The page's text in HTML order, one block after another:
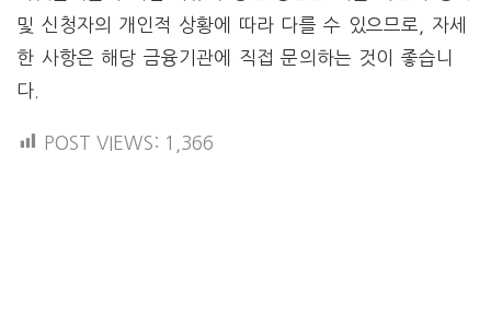
및 신청자의 개인적 상황에 따라 다를 수 있으므로, 자세
한 사항은 해당 금융기관에 직접 문의하는 것이 좋습니
다.
POST VIEWS: 1,366